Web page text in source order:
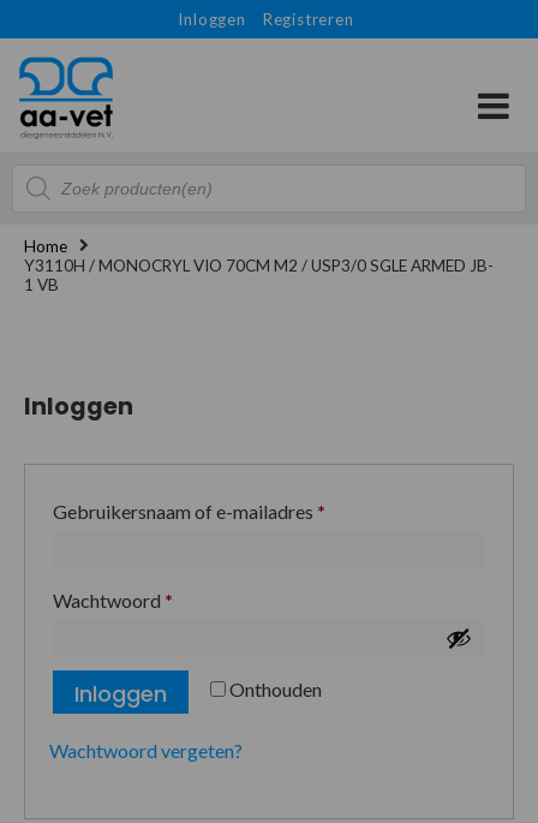
Inloggen Registreren
Producten
zoeken
Home
Y3110H / MONOCRYL VIO 70CM M2 / USP3/0 SGLE ARMED JB-
1 VB
Inloggen
Gebruikersnaam of e-mailadres *
Wachtwoord *
Onthouden
Inloggen
Wachtwoord vergeten?